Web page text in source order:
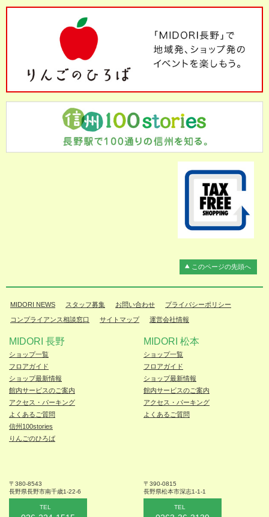
このページの先頭へ
MIDORI NEWS スタッフ募集 お問い合わせ プライバシーポリシー
コンプライアンス相談窓口 サイトマップ 運営会社情報
MIDORI 長野
ショップ一覧
フロアガイド
ショップ最新情報
館内サービスのご案内
アクセス・パーキング
よくあるご質問
信州100stories
りんごのひろば
〒380-8543
長野県長野市南千歳1-22-6
TEL
MIDORI 松本
ショップ一覧
フロアガイド
ショップ最新情報
館内サービスのご案内
アクセス・パーキング
よくあるご質問
〒390-0815
長野県松本市深志1-1-1
TEL